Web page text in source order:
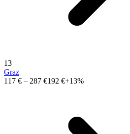
13
Graz
117 € – 287 €192 €+13%